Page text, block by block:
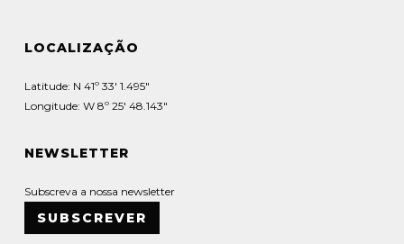
LOCALIZAÇÃO
Latitude: N 41º 33' 1.495"
Longitude: W 8º 25' 48.143"
NEWSLETTER
Subscreva a nossa newsletter
SUBSCREVER